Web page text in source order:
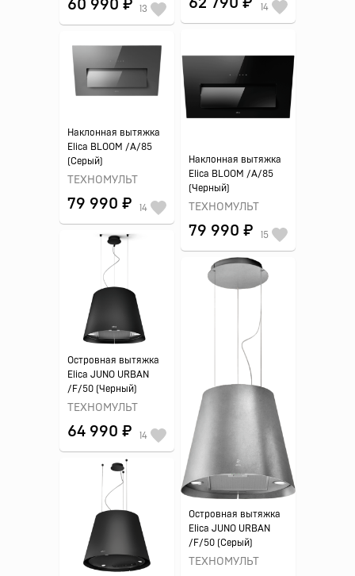
60 990 ₽ 13 62 790 ₽ 14
Наклонная вытяжка
Elica BLOOM /A/85
(Черный)
ТЕХНОМУЛЬТ
79 990 ₽ 15
Наклонная вытяжка
Elica BLOOM /A/85
(Серый)
ТЕХНОМУЛЬТ
79 990 ₽ 14
Островная вытяжка
Elica JUNO URBAN
/F/50 (Черный)
ТЕХНОМУЛЬТ
64 990 ₽ 14
Островная вытяжка
Elica JUNO URBAN
/F/50 (Серый)
ТЕХНОМУЛЬТ